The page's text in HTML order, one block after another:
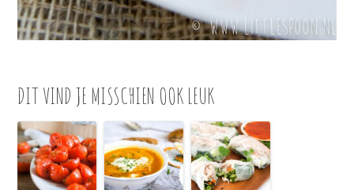
DIT VIND JE MISSCHIEN OOK LEUK